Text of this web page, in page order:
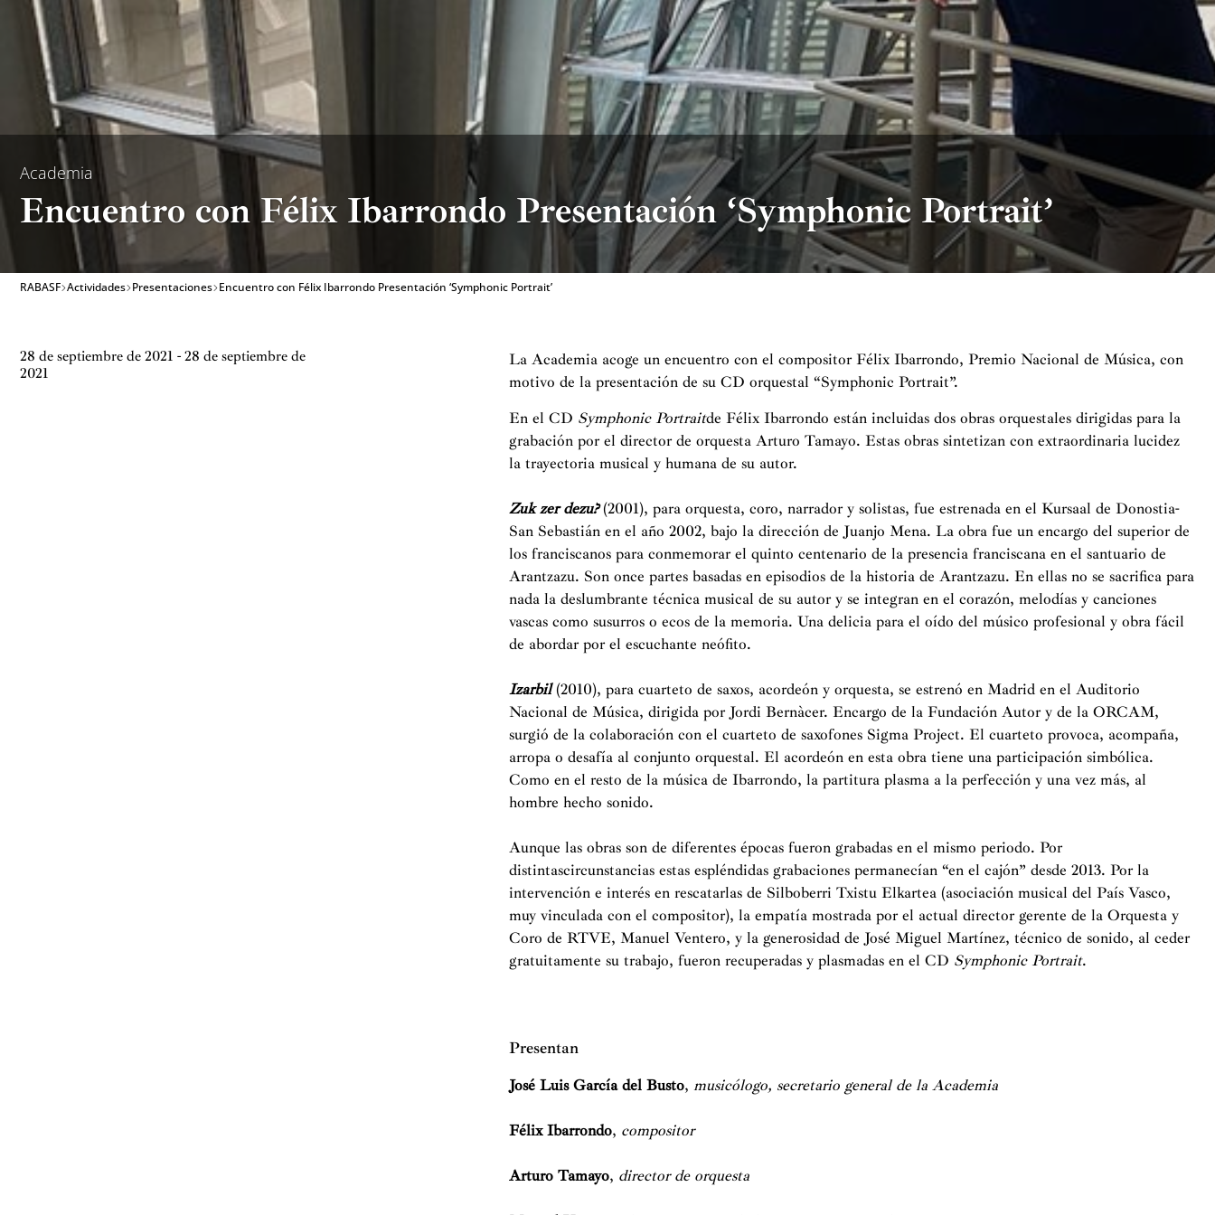
Academia
Encuentro con Félix Ibarrondo Presentación ‘Symphonic Portrait’
RABASF Actividades Presentaciones Encuentro con Félix Ibarrondo Presentación ‘Symphonic Portrait’
28 de septiembre de 2021 - 28 de septiembre de
2021
La Academia acoge un encuentro con el compositor Félix Ibarrondo, Premio Nacional de Música, con
motivo de la presentación de su CD orquestal “Symphonic Portrait”.
En el CD Symphonic Portraitde Félix Ibarrondo están incluidas dos obras orquestales dirigidas para la
grabación por el director de orquesta Arturo Tamayo. Estas obras sintetizan con extraordinaria lucidez
la trayectoria musical y humana de su autor.
Zuk zer dezu?(2001), para orquesta, coro, narrador y solistas, fue estrenada en el Kursaal de Donostia-
San Sebastián en el año 2002, bajo la dirección de Juanjo Mena. La obra fue un encargo del superior de
los franciscanos para conmemorar el quinto centenario de la presencia franciscana en el santuario de
Arantzazu. Son once partes basadas en episodios de la historia de Arantzazu. En ellas no se sacrifica para
nada la deslumbrante técnica musical de su autor y se integran en el corazón, melodías y canciones
vascas como susurros o ecos de la memoria. Una delicia para el oído del músico profesional y obra fácil
de abordar por el escuchante neófito.
Izarbil(2010), para cuarteto de saxos, acordeón y orquesta, se estrenó en Madrid en el Auditorio
Nacional de Música, dirigida por Jordi Bernàcer. Encargo de la Fundación Autor y de la ORCAM,
surgió de la colaboración con el cuarteto de saxofones Sigma Project. El cuarteto provoca, acompaña,
arropa o desafía al conjunto orquestal. El acordeón en esta obra tiene una participación simbólica.
Como en el resto de la música de Ibarrondo, la partitura plasma a la perfección y una vez más, al
hombre hecho sonido.
Aunque las obras son de diferentes épocas fueron grabadas en el mismo periodo. Por
distintascircunstancias estas espléndidas grabaciones permanecían “en el cajón” desde 2013. Por la
intervención e interés en rescatarlas de Silboberri Txistu Elkartea (asociación musical del País Vasco,
muy vinculada con el compositor), la empatía mostrada por el actual director gerente de la Orquesta y
Coro de RTVE, Manuel Ventero, y la generosidad de José Miguel Martínez, técnico de sonido, al ceder
gratuitamente su trabajo, fueron recuperadas y plasmadas en el CD Symphonic Portrait.
Presentan
José Luis García del Busto,musicólogo, secretario general de la Academia
Félix Ibarrondo, compositor
Arturo Tamayo, director de orquesta